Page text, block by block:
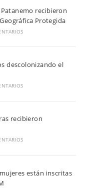
recibieron
Protegida
descolonizando el
recibieron
están inscritas